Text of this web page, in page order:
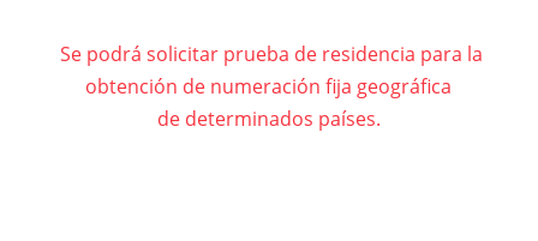
Se podrá solicitar prueba de residencia para la
obtención de numeración fija geográfica
de determinados países.